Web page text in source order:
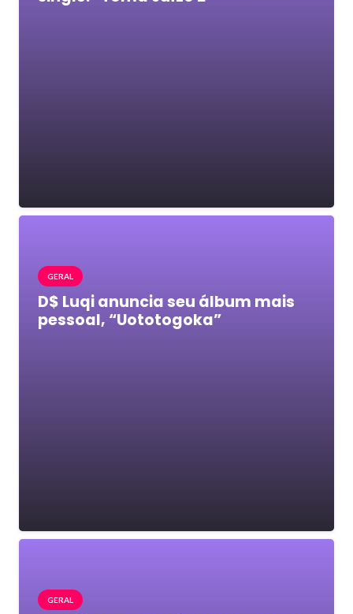
GERAL
D$ Luqi anuncia seu álbum mais
pessoal, “Uototogoka”
GERAL